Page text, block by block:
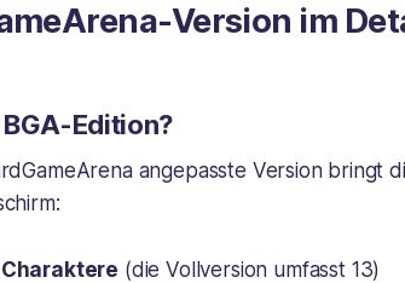
Version im
Edition?
angepasste Version bringt
(die Vollversion umfasst 13)